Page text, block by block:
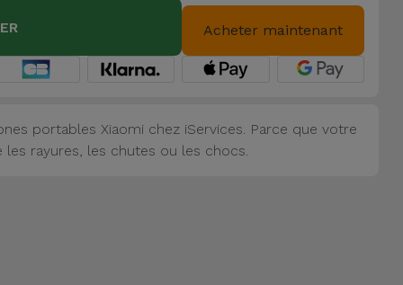
Acheter maintenant
portables Xiaomi chez iServices. Parce que votre
rayures, les chutes ou les chocs.